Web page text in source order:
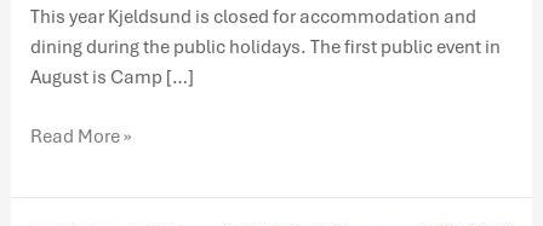
This year Kjeldsund is closed for accommodation and
dining during the public holidays. The first public event in
August is Camp […]
Read More »